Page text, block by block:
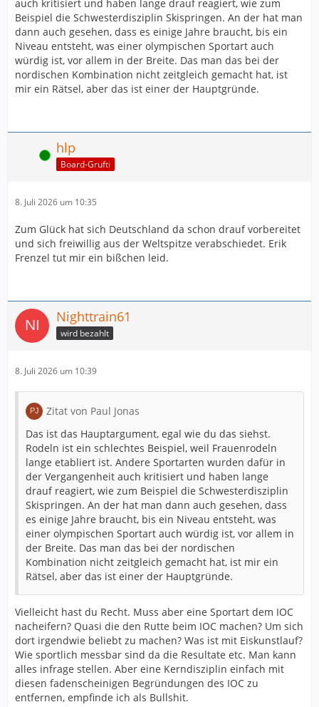
auch kritisiert und haben lange drauf reagiert, wie zum
Beispiel die Schwesterdisziplin Skispringen. An der hat man
dann auch gesehen, dass es einige Jahre braucht, bis ein
Niveau entsteht, was einer olympischen Sportart auch
würdig ist, vor allem in der Breite. Das man das bei der
nordischen Kombination nicht zeitgleich gemacht hat, ist
mir ein Rätsel, aber das ist einer der Hauptgründe.
Online hlp
Board-Grufti
8. Juli 2026 um 10:35
Zum Glück hat sich Deutschland da schon drauf vorbereitet
und sich freiwillig aus der Weltspitze verabschiedet. Erik
Frenzel tut mir ein bißchen leid.
Nighttrain61
wird bezahlt
8. Juli 2026 um 10:39
Zitat von Paul Jonas
Das ist das Hauptargument, egal wie du das siehst.
Rodeln ist ein schlechtes Beispiel, weil Frauenrodeln
lange etabliert ist. Andere Sportarten wurden dafür in
der Vergangenheit auch kritisiert und haben lange
drauf reagiert, wie zum Beispiel die Schwesterdisziplin
Skispringen. An der hat man dann auch gesehen, dass
es einige Jahre braucht, bis ein Niveau entsteht, was
einer olympischen Sportart auch würdig ist, vor allem in
der Breite. Das man das bei der nordischen
Kombination nicht zeitgleich gemacht hat, ist mir ein
Rätsel, aber das ist einer der Hauptgründe.
Vielleicht hast du Recht. Muss aber eine Sportart dem IOC
nacheifern? Quasi die den Rutte beim IOC machen? Um sich
dort irgendwie beliebt zu machen? Was ist mit Eiskunstlauf?
Wie sportlich messbar sind da die Resultate etc. Man kann
alles infrage stellen. Aber eine Kerndisziplin einfach mit
diesen fadenscheinigen Begründungen des IOC zu
entfernen, empfinde ich als Bullshit.